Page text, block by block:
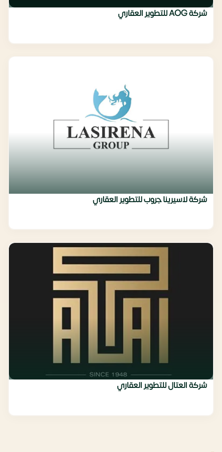
شركة AOG للتطوير العقاري
شركة لاسيرينا جروب للتطوير العقاري
شركة العتال للتطوير العقاري